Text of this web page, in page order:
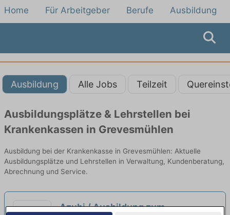
Home Für Arbeitgeber Berufe Ausbildung
Ausbildung Alle Jobs Teilzeit
Ausbildungsplätze & Lehrstellen bei
Krankenkassen in Grevesmühlen
Ausbildung bei der Krankenkasse in Grevesmühlen: Aktuelle
Ausbildungsplätze und Lehrstellen in Verwaltung, Kundenberatung,
Abrechnung und Service.
Azubi / Ausbildung zum